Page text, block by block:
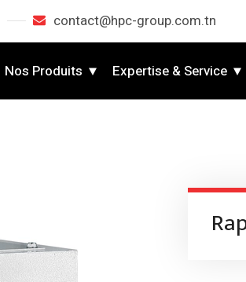
contact@hpc-group.com.tn
Nos Produits Expertise & Service